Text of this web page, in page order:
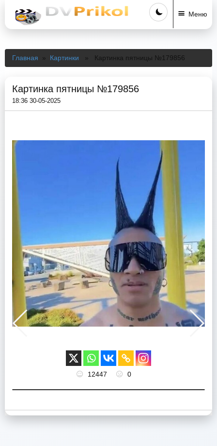
Меню
Главная » Картинки » Картинка пятницы №179856
Картинка пятницы №179856
18:36 30-05-2025
12447 0